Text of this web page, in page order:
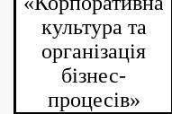
культура та
організація
бізнес-
процесів»